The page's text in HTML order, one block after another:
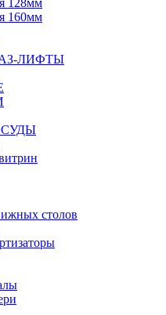
128мм
160мм
ЛИФТЫ
столов